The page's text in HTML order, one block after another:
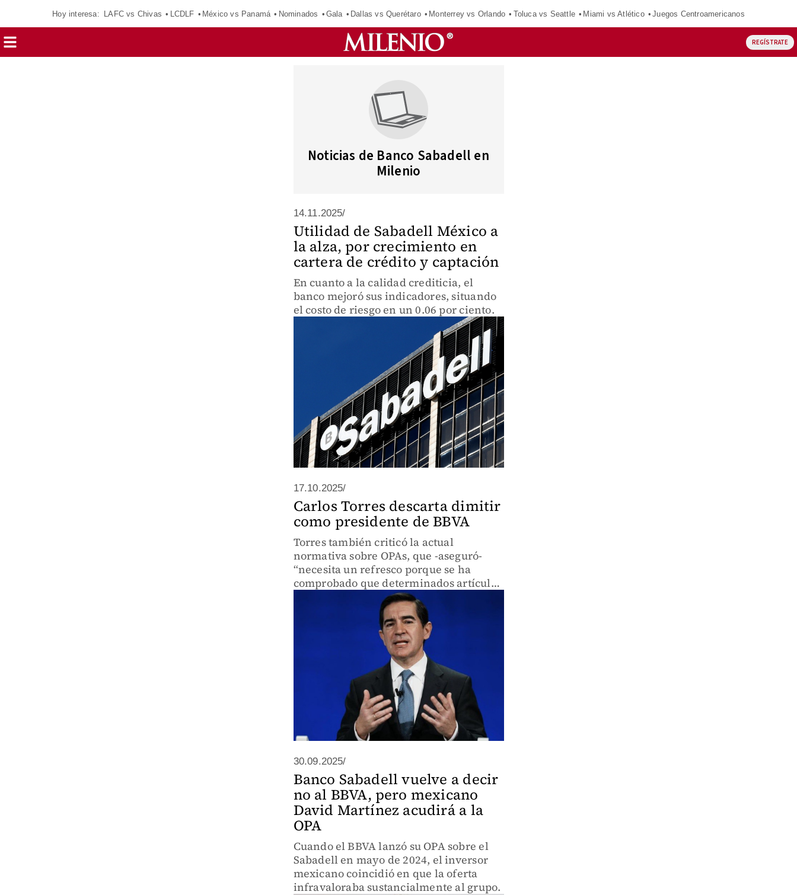
Hoy interesa: LAFC vs Chivas LCDLF México vs Panamá Nominados Gala Dallas vs Querétaro Monterrey vs Orlando Toluca vs Seattle Miami vs Atlético Juegos Centroamericanos
REGÍSTRATE
Noticias de Banco Sabadell en
Milenio
14.11.2025/
Utilidad de Sabadell México a
la alza, por crecimiento en
cartera de crédito y captación
En cuanto a la calidad crediticia, el
banco mejoró sus indicadores, situando
el costo de riesgo en un 0.06 por ciento.
17.10.2025/
Carlos Torres descarta dimitir
como presidente de BBVA
Torres también criticó la actual
normativa sobre OPAs, que -aseguró-
“necesita un refresco porque se ha
comprobado que determinados artículos
no son suficientemente claros.
30.09.2025/
Banco Sabadell vuelve a decir
no al BBVA, pero mexicano
David Martínez acudirá a la
OPA
Cuando el BBVA lanzó su OPA sobre el
Sabadell en mayo de 2024, el inversor
mexicano coincidió en que la oferta
infravaloraba sustancialmente al grupo.